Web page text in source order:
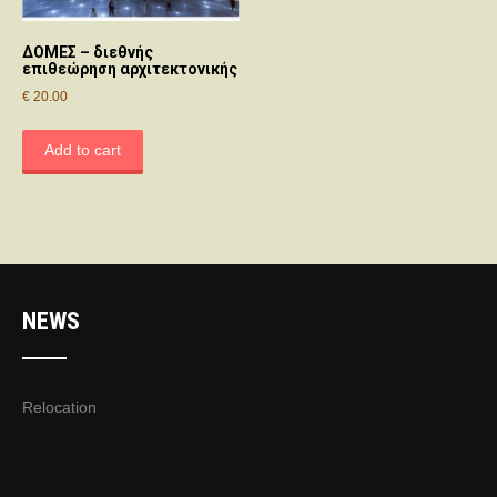
ΔΟΜΕΣ – διεθνής
επιθεώρηση αρχιτεκτονικής
€ 20.00
Add to cart
NEWS
Relocation